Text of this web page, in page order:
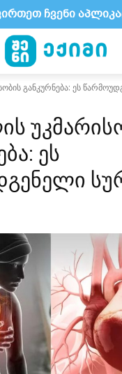
განკურნება: ეს
ეს
ჩვენი